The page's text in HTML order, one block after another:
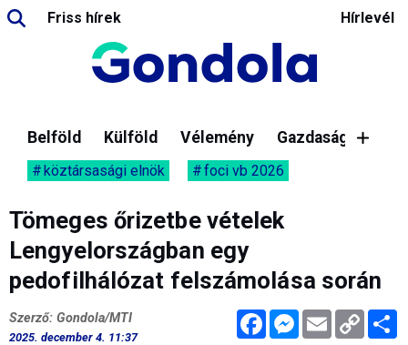
Friss hírek Hírlevél
Belföld Külföld Vélemény Gazdaság
köztársasági elnök foci vb 2026
Tömeges őrizetbe vételek
Lengyelországban egy
pedofilhálózat felszámolása során
FacebookMessenger
Email Copy
Link
Szerző: Gondola/MTI
2025. december 4. 11:37